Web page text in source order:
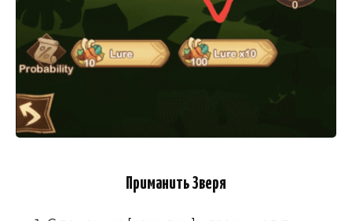
Приманить Зверя